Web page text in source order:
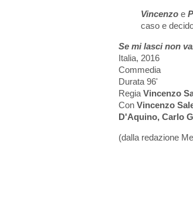
Vincenzo e
caso e
Se mi lasci non
Italia, 2016
Commedia
Durata 96'
Regia Vincenzo
Con Vincenzo
D'Aquino, Carlo
(dalla redazione